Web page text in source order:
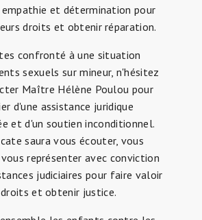
et détermination pour
droits et obtenir réparation.
confronté à une situation
sexuels sur mineur, n'hésitez
Maître Hélène Poulou pour
d'une assistance juridique
et d'un soutien inconditionnel.
saura vous écouter, vous
représenter avec conviction
judiciaires pour faire valoir
et obtenir justice.